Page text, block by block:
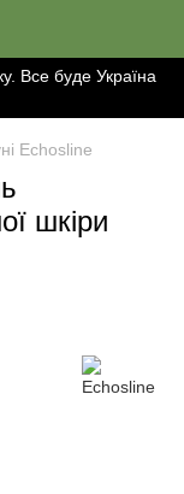
Все буде Україна
Echosline
шкіри